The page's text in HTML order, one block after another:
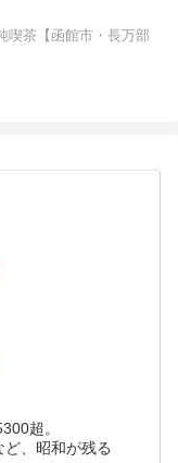
喫茶【函館市・長万部
超。
、昭和が残る